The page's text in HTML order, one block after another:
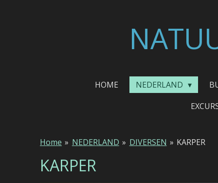
HOME NEDERLAND
Home » NEDERLAND » DIVERSEN » KARPER
KARPER